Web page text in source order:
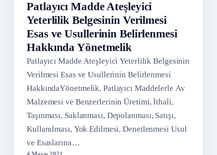
Patlayıcı Madde Ateşleyici
Yeterlilik Belgesinin Verilmesi
Esas ve Usullerinin Belirlenmesi
Hakkında Yönetmelik
Patlayıcı Madde Ateşleyici Yeterlilik Belgesinin
Verilmesi Esas ve Usullerinin Belirlenmesi
HakkındaYönetmelik, Patlayıcı Maddelerle Av
Malzemesi ve Benzerlerinin Üretimi, İthali,
Taşınması, Saklanması, Depolanması, Satışı,
Kullanılması, Yok Edilmesi, Denetlenmesi Usul
ve Esaslarına…